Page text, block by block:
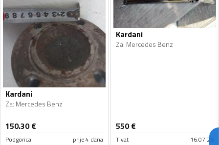
Kardani
Za: Mercedes Benz
150.30€
Podgorica prije 4 dana
Kardani
Za: Mercedes Benz
550€
Tivat 16.07.26